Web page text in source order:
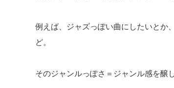
例えば、ジャズっぽい曲にしたいとか
ど。
そのジャンルっぽさ＝ジャンル感を醸